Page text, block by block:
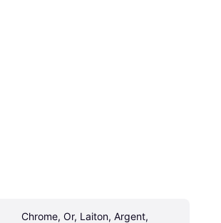
Chrome, Or, Laiton, Argent,